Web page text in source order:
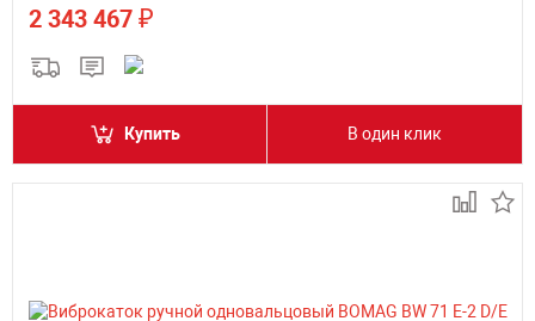
2 343 467 ₽
Купить В один клик